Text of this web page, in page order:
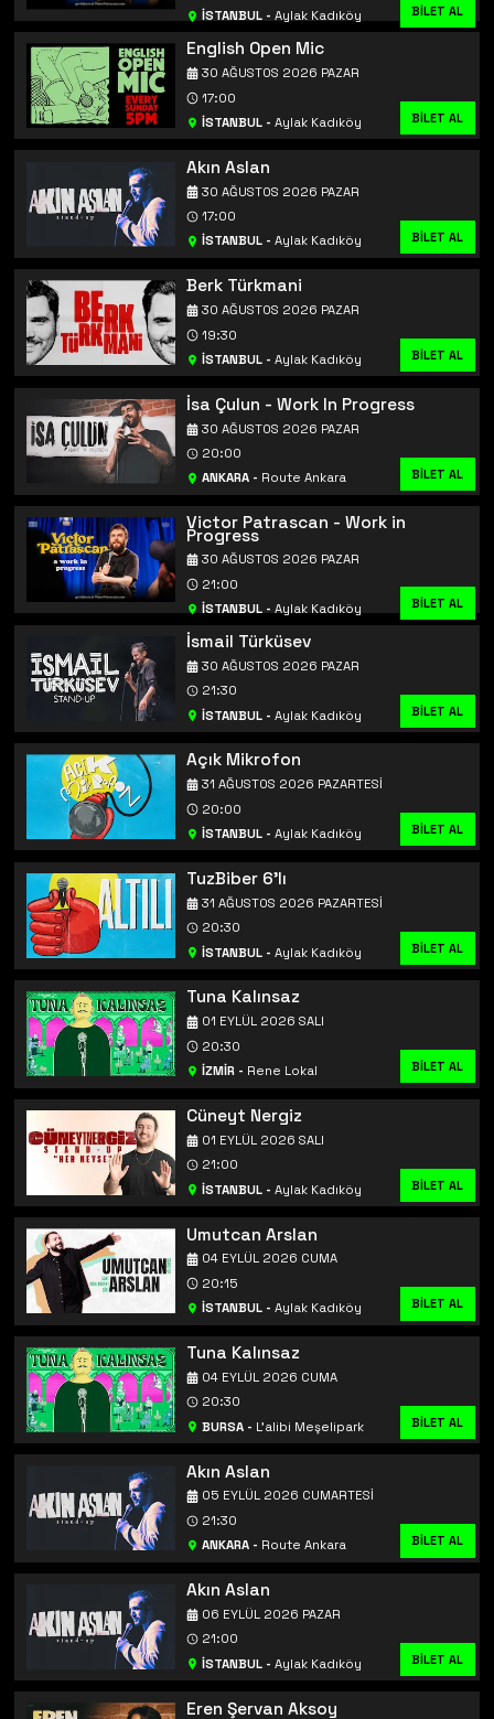
İSTANBUL- Aylak Kadıköy
BİLET AL
English Open Mic
İSTANBUL- Aylak Kadıköy
30 AĞUSTOS 2026 PAZAR
17:00
BİLET AL
Akın Aslan
İSTANBUL- Aylak Kadıköy
30 AĞUSTOS 2026 PAZAR
17:00
BİLET AL
Berk Türkmani
İSTANBUL- Aylak Kadıköy
30 AĞUSTOS 2026 PAZAR
19:30
BİLET AL
İsa Çulun - Work In Progress
ANKARA- Route Ankara
30 AĞUSTOS 2026 PAZAR
20:00
BİLET AL
Victor Patrascan - Work in
Progress
İSTANBUL- Aylak Kadıköy
30 AĞUSTOS 2026 PAZAR
21:00
BİLET AL
İsmail Türküsev
İSTANBUL- Aylak Kadıköy
30 AĞUSTOS 2026 PAZAR
21:30
BİLET AL
Açık Mikrofon
İSTANBUL- Aylak Kadıköy
31 AĞUSTOS 2026 PAZARTESI
20:00
BİLET AL
TuzBiber 6'lı
İSTANBUL- Aylak Kadıköy
31 AĞUSTOS 2026 PAZARTESI
20:30
BİLET AL
Tuna Kalınsaz
İZMİR- Rene Lokal
01 EYLÜL 2026 SALI
20:30
BİLET AL
Cüneyt Nergiz
İSTANBUL- Aylak Kadıköy
01 EYLÜL 2026 SALI
21:00
BİLET AL
Umutcan Arslan
İSTANBUL- Aylak Kadıköy
04 EYLÜL 2026 CUMA
20:15
BİLET AL
Tuna Kalınsaz
BURSA- L’alibi Meşelipark
04 EYLÜL 2026 CUMA
20:30
BİLET AL
Akın Aslan
ANKARA- Route Ankara
05 EYLÜL 2026 CUMARTESI
21:30
BİLET AL
Akın Aslan
İSTANBUL- Aylak Kadıköy
06 EYLÜL 2026 PAZAR
21:00
BİLET AL
Eren Şervan Aksoy